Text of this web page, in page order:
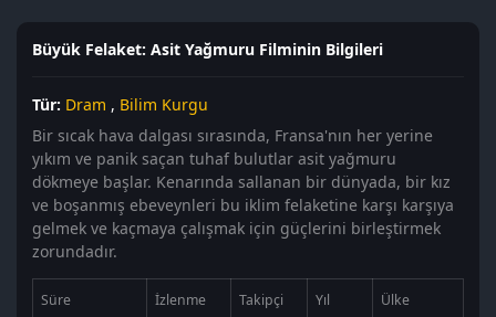
Büyük Felaket: Asit Yağmuru Filminin Bilgileri
Tür: Dram , Bilim Kurgu
Bir sıcak hava dalgası sırasında, Fransa'nın her yerine
yıkım ve panik saçan tuhaf bulutlar asit yağmuru
dökmeye başlar. Kenarında sallanan bir dünyada, bir kız
ve boşanmış ebeveynleri bu iklim felaketine karşı karşıya
gelmek ve kaçmaya çalışmak için güçlerini birleştirmek
zorundadır.
Süre İzlenme Takipçi Yıl Ülke